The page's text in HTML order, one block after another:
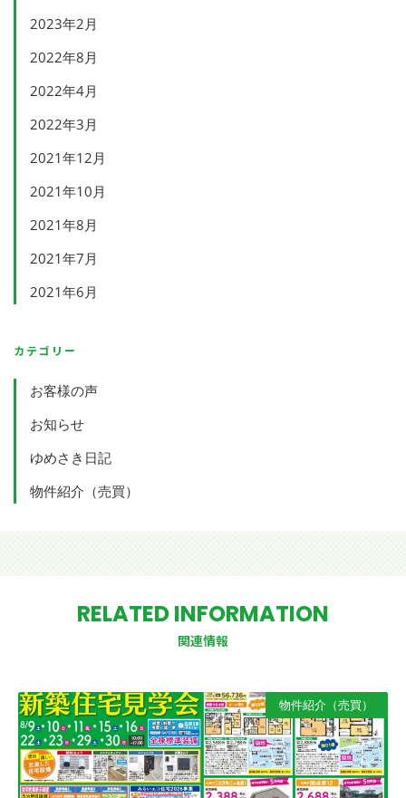
2023年2月
2022年8月
2022年4月
2022年3月
2021年12月
2021年10月
2021年8月
2021年7月
2021年6月
カテゴリー
お客様の声
お知らせ
ゆめさき日記
物件紹介（売買）
RELATED INFORMATION
関連情報
物件紹介（売買）